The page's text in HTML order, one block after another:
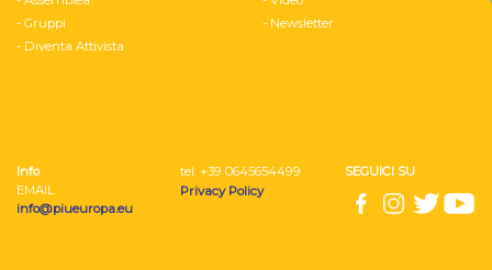
- Gruppi
- Diventa Attivista
- Newsletter
Info
EMAIL
info@piueuropa.eu
tel: ‭+39 0645654499
Privacy Policy
SEGUICI SU